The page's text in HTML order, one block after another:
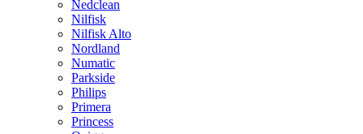
Nedclean
Nilfisk
Nilfisk Alto
Nordland
Numatic
Parkside
Philips
Primera
Princess